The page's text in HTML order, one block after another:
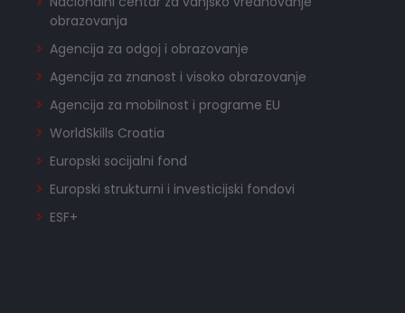
obrazovanja
Agencija za odgoj i obrazovanje
Agencija za znanost i visoko obrazovanje
Agencija za mobilnost i programe EU
WorldSkills Croatia
Europski socijalni fond
Europski strukturni i investicijski fondovi
ESF+